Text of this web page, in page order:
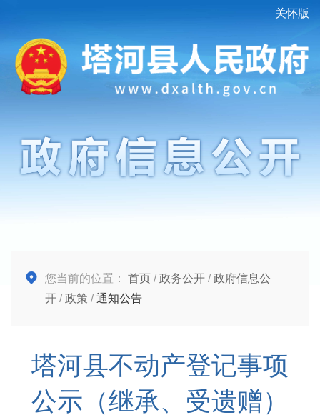
关怀版
您当前的位置： 首页 /政务公开 /政府信息公
开 /政策 /通知公告
塔河县不动产登记事项
公示（继承、受遗赠）